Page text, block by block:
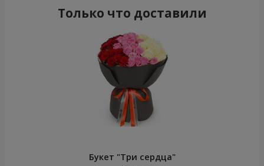
Только что доставили
Букет "Три сердца"